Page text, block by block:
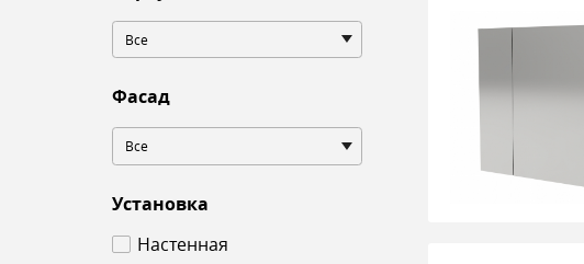
Все
Фасад
Все
Установка
Настенная